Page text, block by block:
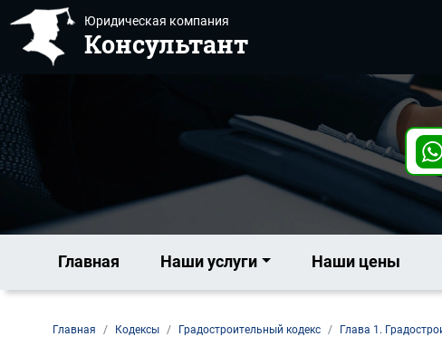
Юридическая компания
Консультант
Главная Наши услуги Наши цены
Главная Кодексы Градостроительный кодекс Глава 1.